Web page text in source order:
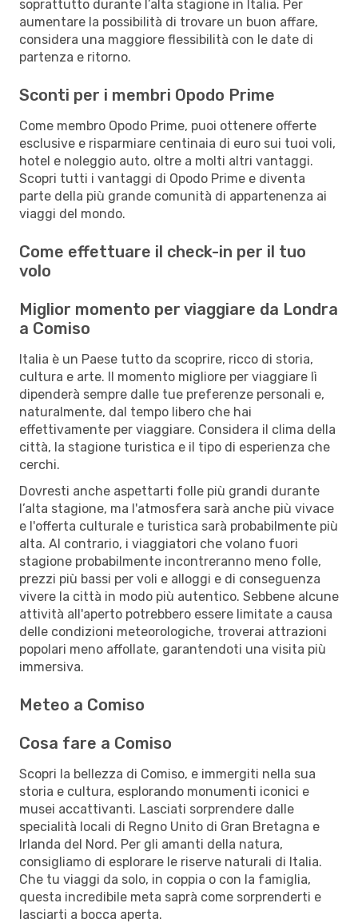
soprattutto durante l’alta stagione in Italia. Per
aumentare la possibilità di trovare un buon affare,
considera una maggiore flessibilità con le date di
partenza e ritorno.
Sconti per i membri Opodo Prime
Come membro Opodo Prime, puoi ottenere offerte
esclusive e risparmiare centinaia di euro sui tuoi voli,
hotel e noleggio auto, oltre a molti altri vantaggi.
Scopri tutti i vantaggi di Opodo Prime e diventa
parte della più grande comunità di appartenenza ai
viaggi del mondo.
Come effettuare il check-in per il tuo
volo
Miglior momento per viaggiare da Londra
a Comiso
Italia è un Paese tutto da scoprire, ricco di storia,
cultura e arte. Il momento migliore per viaggiare lì
dipenderà sempre dalle tue preferenze personali e,
naturalmente, dal tempo libero che hai
effettivamente per viaggiare. Considera il clima della
città, la stagione turistica e il tipo di esperienza che
cerchi.
Dovresti anche aspettarti folle più grandi durante
l’alta stagione, ma l'atmosfera sarà anche più vivace
e l'offerta culturale e turistica sarà probabilmente più
alta. Al contrario, i viaggiatori che volano fuori
stagione probabilmente incontreranno meno folle,
prezzi più bassi per voli e alloggi e di conseguenza
vivere la città in modo più autentico. Sebbene alcune
attività all'aperto potrebbero essere limitate a causa
delle condizioni meteorologiche, troverai attrazioni
popolari meno affollate, garantendoti una visita più
immersiva.
Meteo a Comiso
Cosa fare a Comiso
Scopri la bellezza di Comiso, e immergiti nella sua
storia e cultura, esplorando monumenti iconici e
musei accattivanti. Lasciati sorprendere dalle
specialità locali di Regno Unito di Gran Bretagna e
Irlanda del Nord. Per gli amanti della natura,
consigliamo di esplorare le riserve naturali di Italia.
Che tu viaggi da solo, in coppia o con la famiglia,
questa incredibile meta saprà come sorprenderti e
lasciarti a bocca aperta.